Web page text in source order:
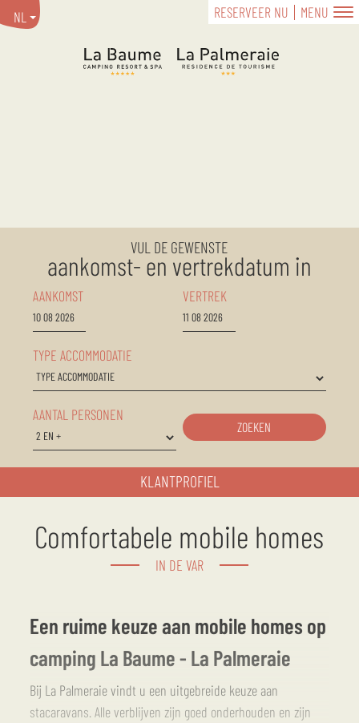
RESERVEER NU MENU
NL
VUL DE GEWENSTE
aankomst- en vertrekdatum in
AANKOMST VERTREK
TYPE ACCOMMODATIE
AANTAL PERSONEN
ZOEKEN
KLANTPROFIEL
Comfortabele mobile homes
IN DE VAR
Een ruime keuze aan mobile homes op
camping La Baume - La Palmeraie
Bij La Palmeraie vindt u een uitgebreide keuze aan
stacaravans. Alle verblijven zijn goed onderhouden en zijn